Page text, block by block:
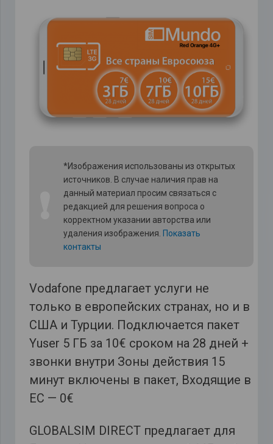
*Изображения использованы из открытых
источников. В случае наличия прав на
данный материал просим связаться с
редакцией для решения вопроса о
корректном указании авторства или
удаления изображения. Показать
контакты
Vodafone предлагает услуги не
только в европейских странах, но и в
США и Турции. Подключается пакет
Yuser 5 ГБ за 10€ сроком на 28 дней +
звонки внутри Зоны действия 15
минут включены в пакет, Входящие в
ЕС — 0€
GLOBALSIM DIRECT предлагает для